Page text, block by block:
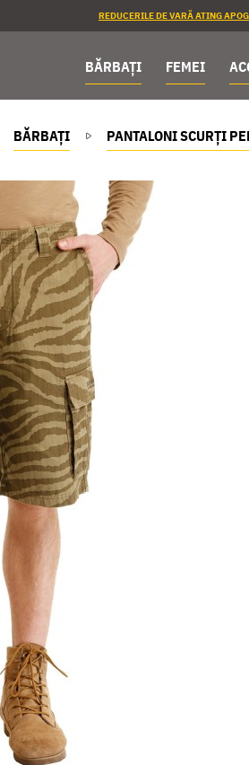
REDUCERILE DE VARĂ ATING
BĂRBAȚI FEMEI
BĂRBAȚI PANTALONI SCURȚI